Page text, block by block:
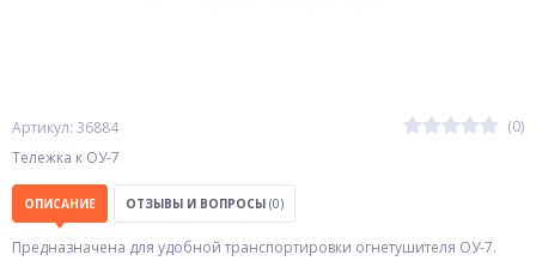
Артикул: 36884
(0)
Тележка к ОУ-7
ОПИСАНИЕ ОТЗЫВЫ И ВОПРОСЫ (0)
Предназначена для удобной транспортировки огнетушителя ОУ-7.